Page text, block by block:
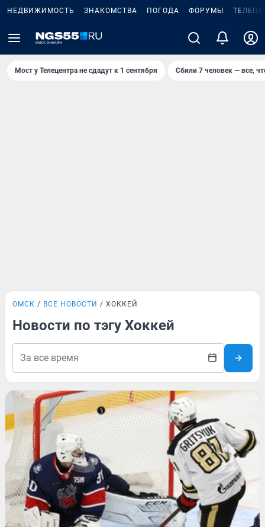
НЕДВИЖИМОСТЬ ЗНАКОМСТВА ПОГОДА ФОРУМЫ
Мост у Телецентра не сдадут к 1 сентября Сбили 7 человек — все,
ОМСК ВСЕ НОВОСТИ ХОККЕЙ
Новости по тэгу Хоккей